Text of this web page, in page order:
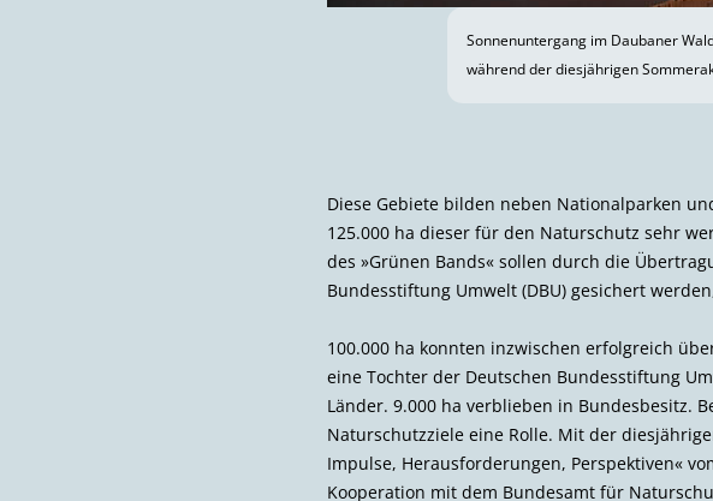
Sonnenuntergang im Daubaner
während der diesjährigen
Diese Gebiete bilden neben Nationalparken
125.000 ha dieser für den Naturschutz sehr
des »Grünen Bands« sollen durch die
Bundesstiftung Umwelt (DBU) gesichert
100.000 ha konnten inzwischen erfolgreich
eine Tochter der Deutschen Bundesstiftung
Länder. 9.000 ha verblieben in Bundesbesitz.
Naturschutzziele eine Rolle. Mit der
Impulse, Herausforderungen, Perspektiven«
Kooperation mit dem Bundesamt für